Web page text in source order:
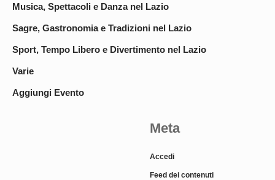
Musica, Spettacoli e Danza nel Lazio
Sagre, Gastronomia e Tradizioni nel Lazio
Sport, Tempo Libero e Divertimento nel Lazio
Varie
Aggiungi Evento
Meta
Accedi
Feed dei contenuti